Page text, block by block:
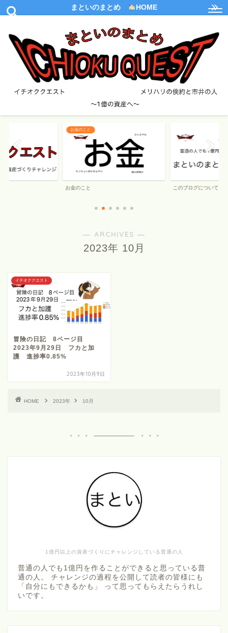
まといのまとめ HOME
お金のこと
お金のこと このブログについて
― ARCHIVES ―
2023年 10月
イチオククエスト
冒険の日記 8ページ目
2023年9月29日 フカと加
護 進捗率0.85%
2023年10月9日
HOME 2023年 10月
1億円以上の資産づくりにチャレンジしている普通の人
普通の人でも1億円を作ることができると思っている普
通の人。 チャレンジの過程を公開して読者の皆様にも
「自分にもできるかも」 って思ってもらえたらうれし
いです。